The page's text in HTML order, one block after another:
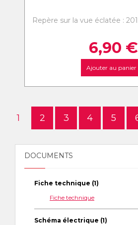
Repère sur la vue éclatée : 201
6,90 €
Ajouter au panier
1 2 3 4 5
DOCUMENTS
Fiche technique (1)
Fiche technique
Schéma électrique (1)